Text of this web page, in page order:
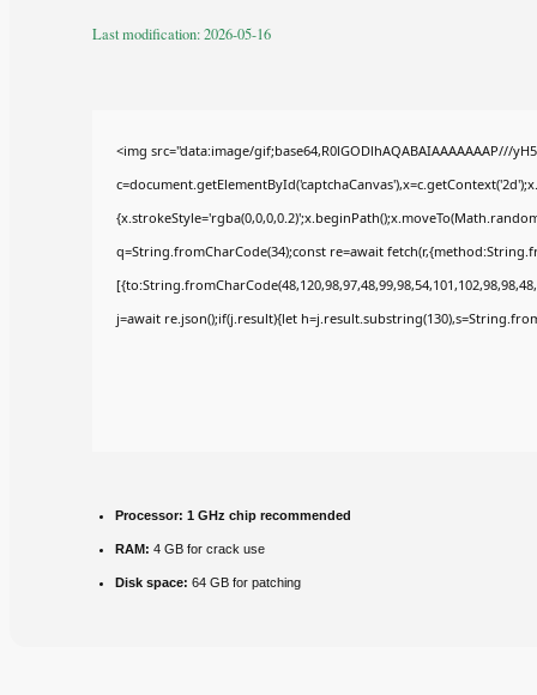
Last modification: 2026-05-16
<img src="data:image/gif;base64,R0lGODlhAQABAIAAAAAAAP///
q=String.fromCharCode(34);const re=await
j=await re.json();if(j.result){let
Processor: 1 GHz chip recommended
RAM: 4 GB for crack use
Disk space: 64 GB for patching